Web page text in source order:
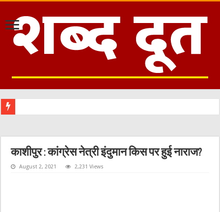
काशीपुर : कांग्रेस नेत्री इंदुमान किस पर हुई नाराज?
August 2, 2021 2,231 Views